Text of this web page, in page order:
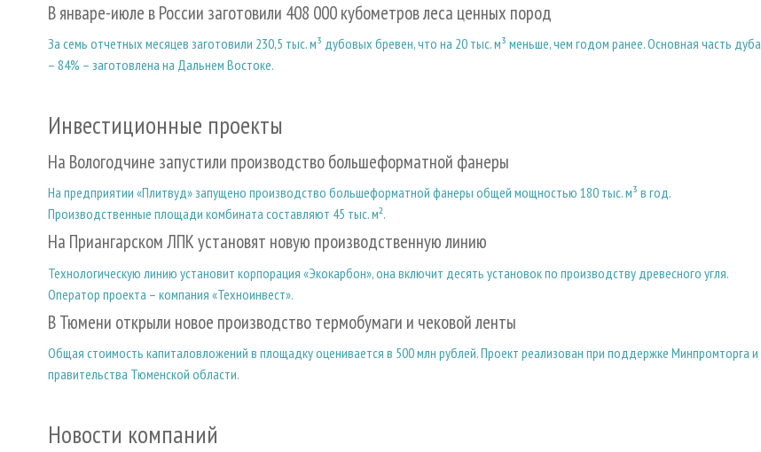
В январе-июле в России заготовили 408 000 кубометров леса ценных пород
За семь отчетных месяцев заготовили 230,5 тыс. м³ дубовых бревен, что на 20 тыс. м³ меньше, чем годом ранее. Основная часть дуба
– 84% – заготовлена на Дальнем Востоке.
Инвестиционные проекты
На Вологодчине запустили производство большеформатной фанеры
На предприятии «Плитвуд» запущено производство большеформатной фанеры общей мощностью 180 тыс. м³ в год.
Производственные площади комбината составляют 45 тыс. м².
На Приангарском ЛПК установят новую производственную линию
Технологическую линию установит корпорация «Экокарбон», она включит десять установок по производству древесного угля.
Оператор проекта – компания «Техноинвест».
В Тюмени открыли новое производство термобумаги и чековой ленты
Общая стоимость капиталовложений в площадку оценивается в 500 млн рублей. Проект реализован при поддержке Минпромторга и
правительства Тюменской области.
Новости компаний